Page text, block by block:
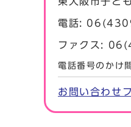
電話:
ファクス:
電話番号のかけ
お問い合わせ